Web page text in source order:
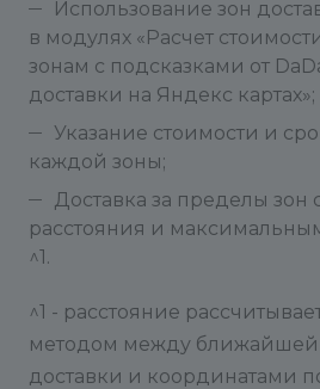
Использование зон
в модулях «Расчет
зонам с подсказками от
доставки на Яндекс картах»;
Указание стоимости и
каждой зоны;
Доставка за пределы зон
расстояния и
^1.
^1 - расстояние
методом между ближайшей
доставки и координатами